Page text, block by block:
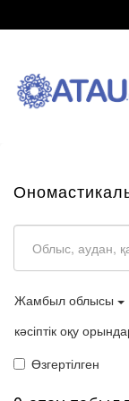
Жамбыл облысы
кәсіптік оқу
Өзгертілген